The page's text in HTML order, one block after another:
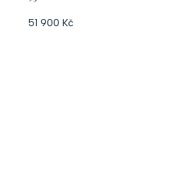
51 900 Kč